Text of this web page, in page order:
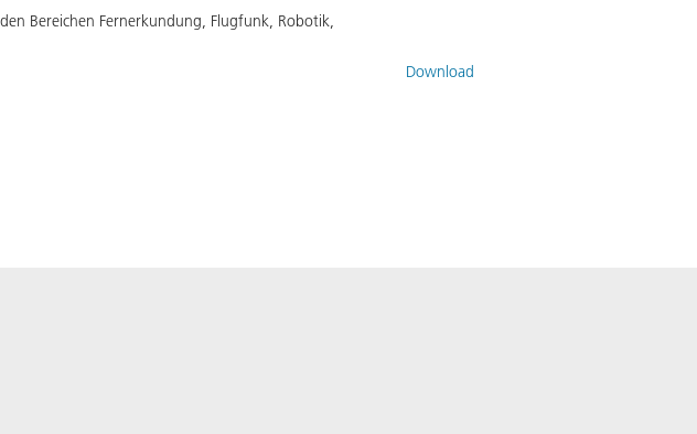
Bereichen Fernerkundung, Flugfunk, Robotik,
Download